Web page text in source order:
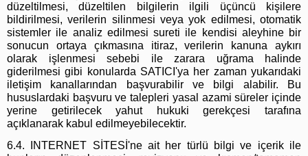
düzeltilmesi, düzeltilen bilgilerin ilgili üçüncü kişilere
bildirilmesi, verilerin silinmesi veya yok edilmesi, otomatik
sistemler ile analiz edilmesi sureti ile kendisi aleyhine bir
sonucun ortaya çıkmasına itiraz, verilerin kanuna aykırı
olarak işlenmesi sebebi ile zarara uğrama halinde
giderilmesi gibi konularda SATICI'ya her zaman yukarıdaki
iletişim kanallarından başvurabilir ve bilgi alabilir. Bu
hususlardaki başvuru ve talepleri yasal azami süreler içinde
yerine getirilecek yahut hukuki gerekçesi tarafına
açıklanarak kabul edilmeyebilecektir.
6.4. INTERNET SİTESİ'ne ait her türlü bilgi ve içerik ile